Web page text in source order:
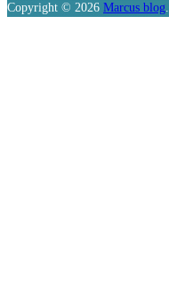
Copyright © 2026 Marcus blog.